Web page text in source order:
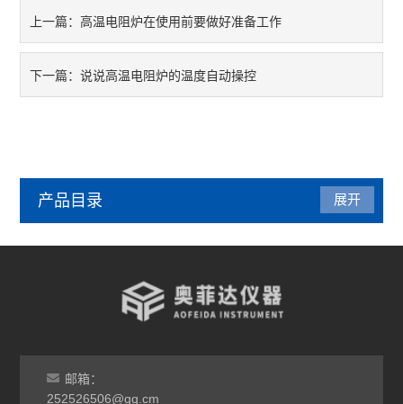
上一篇： 高温电阻炉在使用前要做好准备工作
下一篇：说说高温电阻炉的温度自动操控
产品目录
干燥箱
展开
邮箱：
252526506@qq.cm